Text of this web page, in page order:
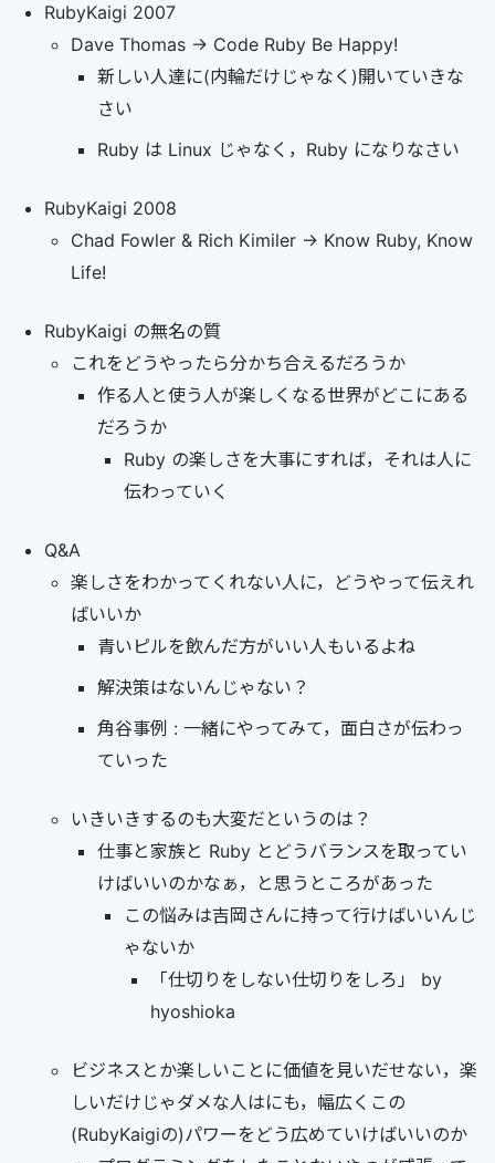
RubyKaigi 2007
Dave Thomas -> Code Ruby Be Happy!
新しい人達に(内輪だけじゃなく)開いていきな
さい
Ruby は Linux じゃなく，Ruby になりなさい
RubyKaigi 2008
Chad Fowler & Rich Kimiler -> Know Ruby, Know
Life!
RubyKaigi の無名の質
これをどうやったら分かち合えるだろうか
作る人と使う人が楽しくなる世界がどこにある
だろうか
Ruby の楽しさを大事にすれば，それは人に
伝わっていく
Q&A
楽しさをわかってくれない人に，どうやって伝えれ
ばいいか
青いピルを飲んだ方がいい人もいるよね
解決策はないんじゃない？
角谷事例 : 一緒にやってみて，面白さが伝わっ
ていった
いきいきするのも大変だというのは？
仕事と家族と Ruby とどうバランスを取ってい
けばいいのかなぁ，と思うところがあった
この悩みは吉岡さんに持って行けばいいんじ
ゃないか
「仕切りをしない仕切りをしろ」 by
hyoshioka
ビジネスとか楽しいことに価値を見いだせない，楽
しいだけじゃダメな人はにも，幅広くこの
(RubyKaigiの)パワーをどう広めていけばいいのか